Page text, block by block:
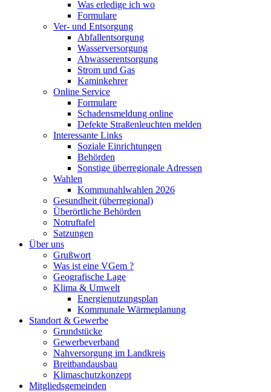
Was erledige ich wo
Formulare
Ver- und Entsorgung
Abfallentsorgung
Wasserversorgung
Abwasserentsorgung
Strom und Gas
Kaminkehrer
Online Service
Formulare
Schadensmeldung online
Defekte Straßenleuchten melden
Interessante Links
Soziale Einrichtungen
Behörden
Sonstige überregionale Adressen
Wahlen
Kommunahlwahlen 2026
Gesundheit (überregional)
Überörtliche Behörden
Notruftafel
Satzungen
Über uns
Grußwort
Was ist eine VGem ?
Geografische Lage
Klima & Umwelt
Energienutzungsplan
Kommunale Wärmeplanung
Standort & Gewerbe
Grundstücke
Gewerbeverband
Nahversorgung im Landkreis
Breitbandausbau
Klimaschutzkonzept
Mitgliedsgemeinden